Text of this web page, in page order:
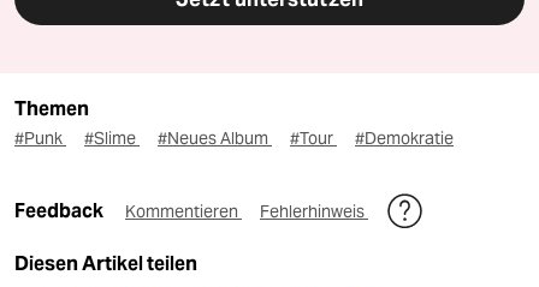
Themen
#Punk #Slime #Neues Album #Tour #Demokratie
Feedback Kommentieren Fehlerhinweis
Diesen Artikel teilen